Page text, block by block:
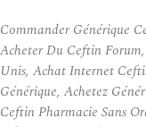
Commander Générique
Acheter Du Ceftin
Unis, Achat Internet
Générique, Achetez
Ceftin Pharmacie Sans